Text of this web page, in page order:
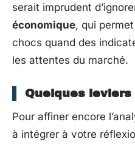
serait imprudent
économique, qui
chocs quand des
les attentes du marché.
Quelques
Pour affiner encore
à intégrer à votre